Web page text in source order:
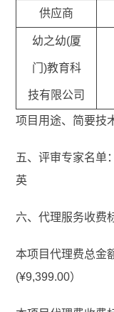
供应商
幼之幼(厦
门)教育科
技有限公司
项目用途、简要技
五、评审专家名单
英
六、代理服务收费
本项目代理费总金
(¥9,399.00）